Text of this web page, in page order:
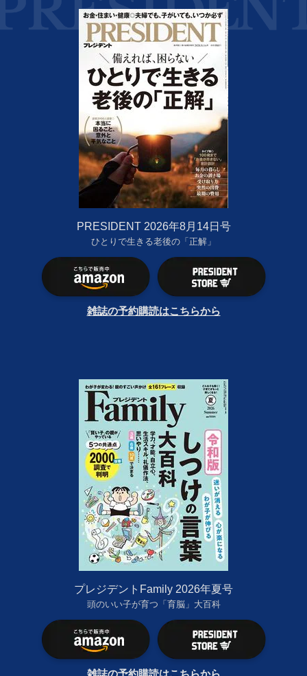
PRESIDENT 2026年8月14日号
ひとりで生きる老後の「正解」
雑誌の予約購読はこちらから
プレジデントFamily 2026年夏号
頭のいい子が育つ「育脳」大百科
雑誌の予約購読はこちらから